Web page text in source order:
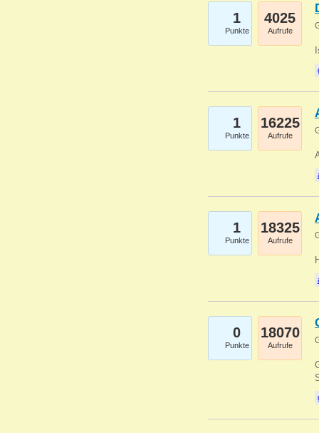
1
Punkte
4025
Aufrufe
1
Punkte
16225
Aufrufe
1
Punkte
18325
Aufrufe
0
Punkte
18070
Aufrufe